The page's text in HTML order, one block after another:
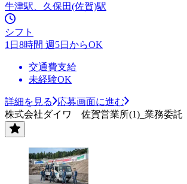
牛津駅、久保田(佐賀)駅
シフト
1日8時間 週5日からOK
交通費支給
未経験OK
詳細を見る
応募画面に進む
株式会社ダイワ 佐賀営業所(1)_業務委託